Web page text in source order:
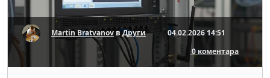
Martin Bratvanov вДруги
04.02.2026 14:51
0 коментара